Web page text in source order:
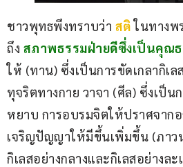
ชาวพุทธพึงทราบว่า สติ ในทางพ
ถึง​ สภาพธรรมฝ่ายดีซึ่งเป็นคุณ
ให้ (ทาน)​ ซึ่งเป็นการขัดเกลากิเ
ทุจริตทางกาย​ วาจา​ (ศีล)​ ซึ่งเป็น
หยาบ การอบรมจิตให้ปราศจาก
เจริญปัญญาให้มีขึ้น​เพิ่มขึ้น (ภาว
กิเลสอย่างกลางและกิเลสอย่างละ